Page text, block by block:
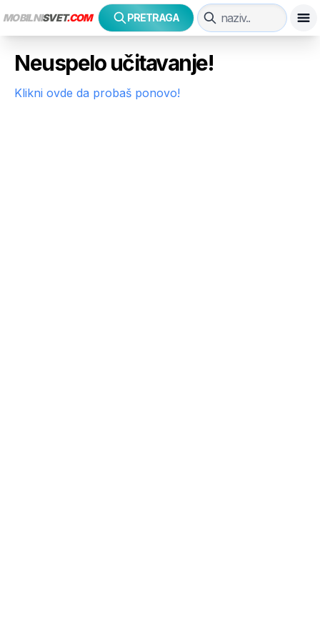
MOBILNISVET.COM PRETRAGA
Neuspelo učitavanje!
Klikni ovde da probaš ponovo!